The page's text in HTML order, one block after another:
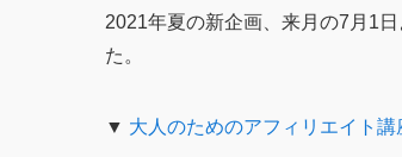
2021年夏の新企画、来月の7月1
た。
▼ 大人のためのアフィリエイト講